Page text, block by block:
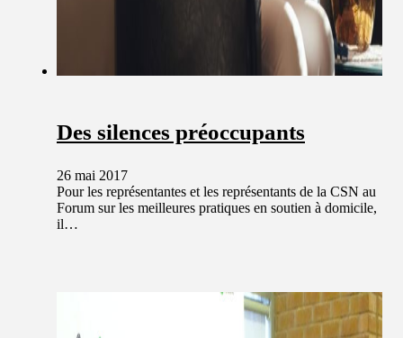
Des silences préoccupants
26 mai 2017
Pour les représentantes et les représentants de la CSN au
Forum sur les meilleures pratiques en soutien à domicile,
il…